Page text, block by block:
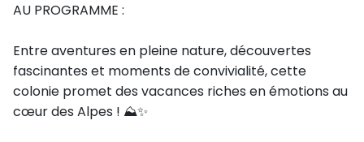
AU PROGRAMME :
Entre aventures en pleine nature, découvertes
fascinantes et moments de convivialité, cette
colonie promet des vacances riches en émotions au
cœur des Alpes ! ⛰️✨